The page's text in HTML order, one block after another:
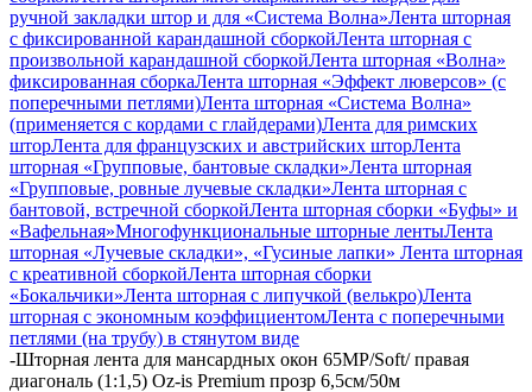
ручной закладки штор и для «Система Волна»Лента шторная
с фиксированной карандашной сборкойЛента шторная с
произвольной карандашной сборкойЛента шторная «Волна»
фиксированная сборкаЛента шторная «Эффект люверсов» (с
поперечными петлями)Лента шторная «Система Волна»
(применяется с кордами с глайдерами)Лента для римских
шторЛента для французских и австрийских шторЛента
шторная «Групповые, бантовые складки»Лента шторная
«Групповые, ровные лучевые складки»Лента шторная с
бантовой, встречной сборкойЛента шторная сборки «Буфы» и
«Вафельная»Многофункциональные шторные лентыЛента
шторная «Лучевые складки», «Гусиные лапки» Лента шторная
с креативной сборкойЛента шторная сборки
«Бокальчики»Лента шторная с липучкой (велькро)Лента
шторная с экономным коэффициентомЛента с поперечными
петлями (на трубу) в стянутом виде
-Шторная лента для мансардных окон 65MP/Soft/ правая
диагональ (1:1,5) Oz-is Premium прозр 6,5см/50м